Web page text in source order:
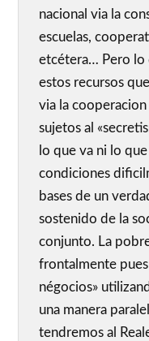
nacional via la
escuelas,
etcétera… Pero lo
estos recursos
via la
sujetos al
lo que va ni lo
condiciones
bases de un
sostenido de la
conjunto. La
frontalmente
négocios»
una manera
tendremos al